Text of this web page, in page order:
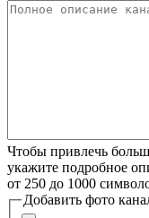
Чтобы привлечь
укажите подробное
от 250 до 1000
Добавить фото